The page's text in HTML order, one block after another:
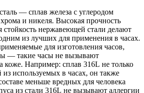
— сплав железа с углеродом
и никеля. Высокая прочность
стойкость нержавеющей стали делают
из лучших для применения в часах.
для изготовления часов,
— такие часы не вызывают
коже. Например: сплав 316L не только
используемых в часах, он также
меньше вредных для человека
из стали 316L не вызывают аллергии